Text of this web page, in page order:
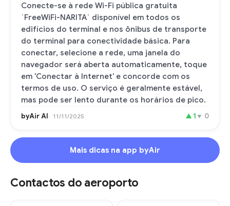
Conecte-se à rede Wi-Fi pública gratuita
`FreeWiFi-NARITA` disponível em todos os
edifícios do terminal e nos ônibus de transporte
do terminal para conectividade básica. Para
conectar, selecione a rede, uma janela do
navegador será aberta automaticamente, toque
em 'Conectar à Internet' e concorde com os
termos de uso. O serviço é geralmente estável,
mas pode ser lento durante os horários de pico.
byAir AI 11/11/2025 ▲ 1 ▼ 0
Mais dicas na app byAir
Contactos do aeroporto